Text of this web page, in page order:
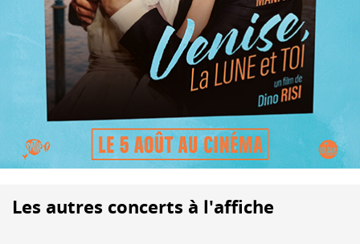
Les autres concerts à l'affiche